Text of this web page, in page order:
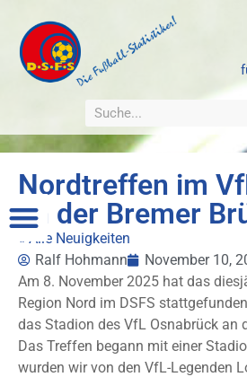
Nordtreffen im
an der Bremer
« Alle Neuigkeiten
Ralf Hohmann
November 10,
Am 8. November 2025 hat das
Region Nord im DSFS
das Stadion des VfL Osnabrück an
Das Treffen begann mit einer
wurden wir von den VfL-Legenden